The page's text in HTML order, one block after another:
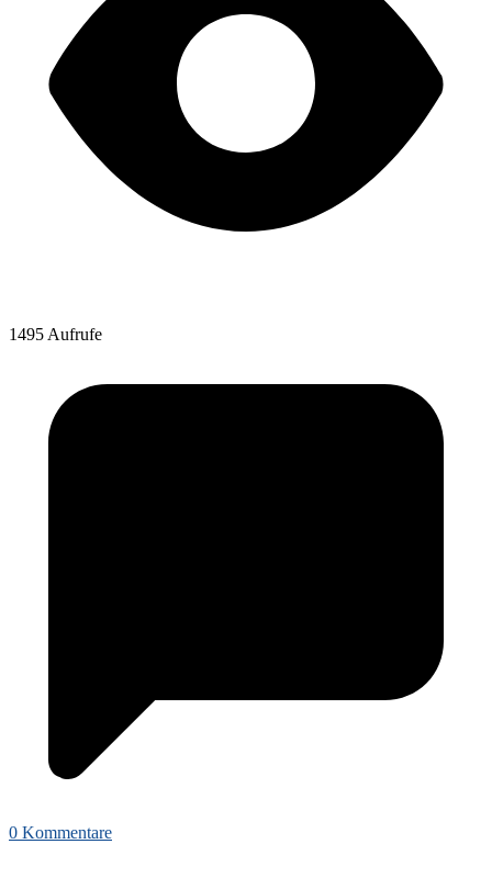
1495 Aufrufe
0 Kommentare